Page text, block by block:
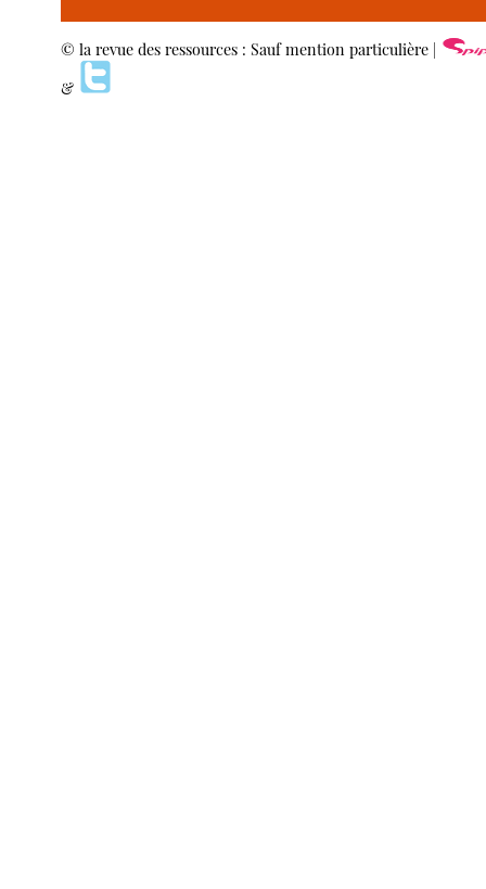
© la revue des ressources : Sauf mention particulière |
&